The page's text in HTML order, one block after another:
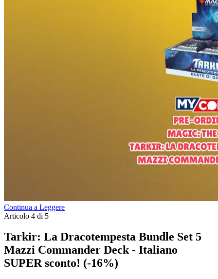
Continua a Leggere
Articolo 4 di 5
Tarkir: La Dracotempesta Bundle Set 5
Mazzi Commander Deck - Italiano
SUPER sconto! (-16%)